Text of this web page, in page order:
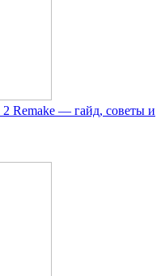
Remake — гайд, советы и